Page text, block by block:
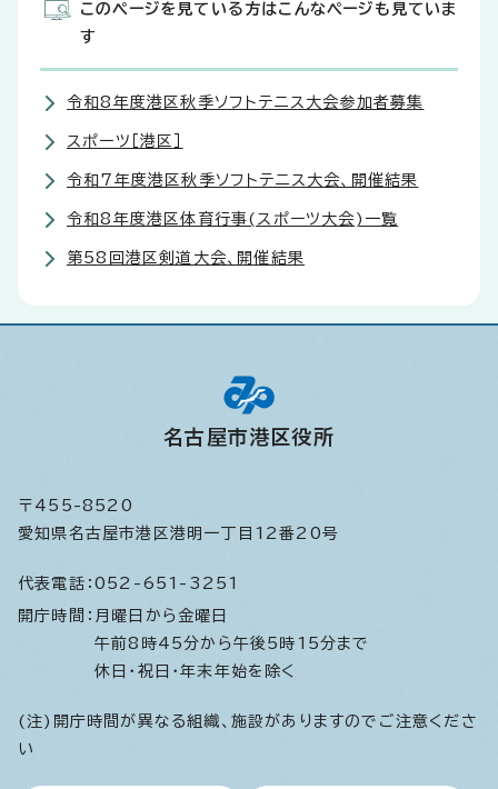
このページを見ている方はこんなページも見ていま
す
令和8年度港区秋季ソフトテニス大会参加者募集
スポーツ［港区］
令和7年度港区秋季ソフトテニス大会、開催結果
令和8年度港区体育行事(スポーツ大会)一覧
第58回港区剣道大会、開催結果
名古屋市港区役所
〒455-8520
愛知県名古屋市港区港明一丁目12番20号
代表電話： 052-651-3251
開庁時間： 月曜日から金曜日
午前8時45分から午後5時15分まで
休日・祝日・年末年始を除く
(注)開庁時間が異なる組織、施設がありますのでご注意くださ
い